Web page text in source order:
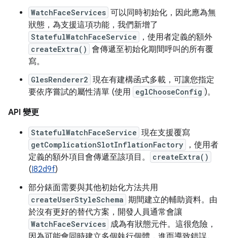
WatchFaceServices 可以同時初始化，因此應為無
狀態，為支援這項功能，我們新增了
StatefulWatchFaceService ，使用者定義的額外
createExtra() 會傳遞至初始化期間呼叫的所有覆
寫。
GlesRenderer2 現在有建構函式多載，可讓您指定
要依序嘗試的屬性清單 (使用 eglChooseConfig )。
API 變更
StatefulWatchFaceService 現在支援覆寫
getComplicationSlotInflationFactory
，使用者
定義的額外項目會傳遞至該項目。
createExtra()
(I82d9f)
部分錶面需要與其他初始化方法共用
createUserStyleSchema 期間建立的輔助資料。由
於沒有更好的替代方案，開發人員通常會讓
WatchFaceServices 成為有狀態元件。這很危險，